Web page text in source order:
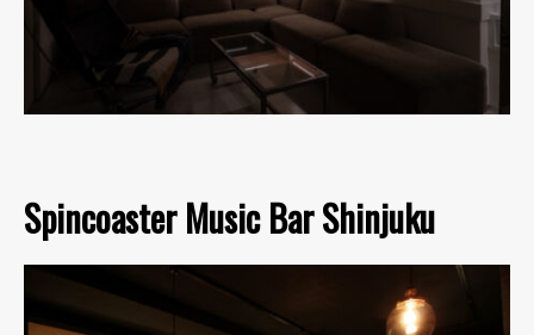
Spincoaster Music Bar Shinjuku